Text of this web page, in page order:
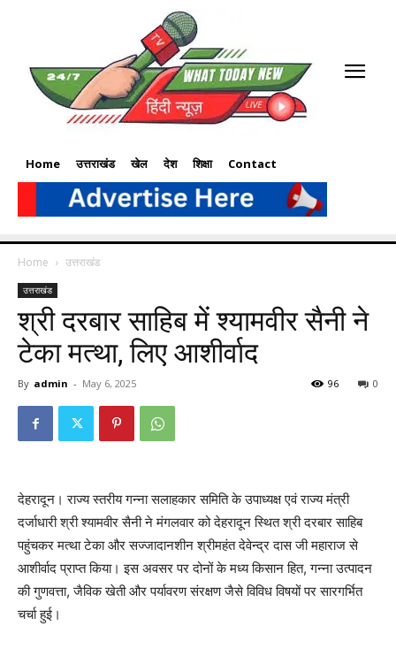
Home उत्तराखंड खेल देश शिक्षा Contact
Home उत्तराखंड
उत्तराखंड
श्री दरबार साहिब में श्यामवीर सैनी ने
टेका मत्था, लिए आशीर्वाद
By admin - May 6, 2025 0
96
देहरादून। राज्य स्तरीय गन्ना सलाहकार समिति के उपाध्यक्ष एवं राज्य मंत्री
दर्जाधारी श्री श्यामवीर सैनी ने मंगलवार को देहरादून स्थित श्री दरबार साहिब
पहुंचकर मत्था टेका और सज्जादानशीन श्रीमहंत देवेन्द्र दास जी महाराज से
आशीर्वाद प्राप्त किया। इस अवसर पर दोनों के मध्य किसान हित, गन्ना उत्पादन
की गुणवत्ता, जैविक खेती और पर्यावरण संरक्षण जैसे विविध विषयों पर सारगर्भित
चर्चा हुई।